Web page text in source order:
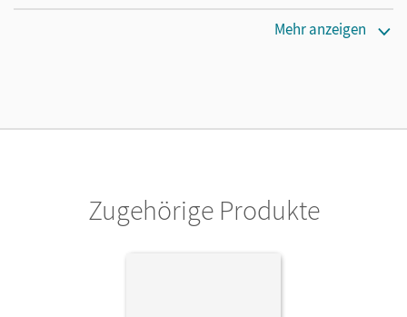
Jin, Friederike; Kothari-Dugar, Anjali; Jentges, Sabine
Mehr anzeigen
Zugehörige Produkte